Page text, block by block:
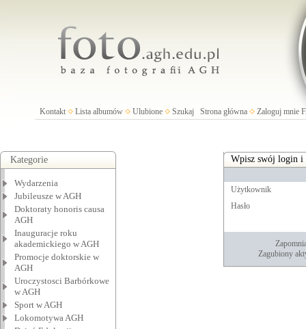
Kontakt Lista albumów Ulubione Szukaj Strona główna Zaloguj mnie
Kategorie
Wydarzenia
Jubileusze w AGH
Doktoraty honoris causa
AGH
Inauguracje roku
akademickiego w AGH
Promocje doktorskie w
AGH
Uroczystosci Barbórkowe
w AGH
Sport w AGH
Lokomotywa AGH
Wpisz swój login i
Użytkownik
Hasło
Zagubiony